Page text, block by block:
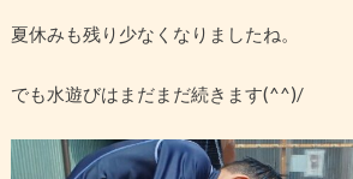
夏休みも残り少なくなりましたね。
でも水遊びはまだまだ続きます(^^)/